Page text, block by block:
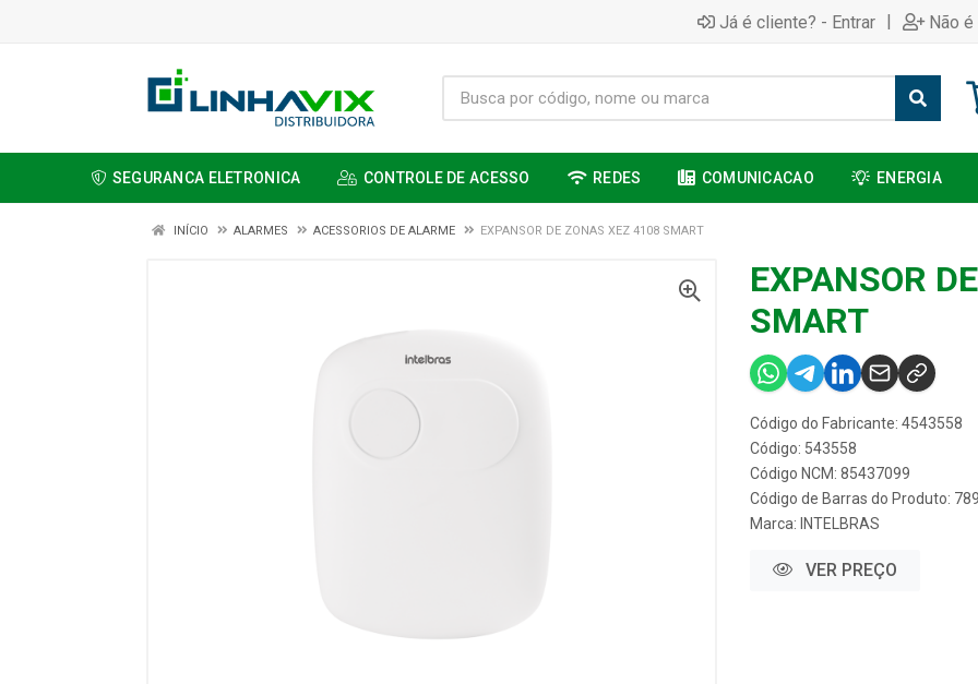
Já é cliente? - Entrar | Não
SEGURANCA ELETRONICA CONTROLE DE ACESSO REDES COMUNICACAO ENERGIA
INÍCIO ALARMES ACESSORIOS DE ALARME EXPANSOR DE ZONAS XEZ 4108 SMART
EXPANSOR
SMART
Código do Fabricante: 4543558
Código: 543558
Código NCM: 85437099
Código de Barras do Produto:
Marca: INTELBRAS
VER PREÇO